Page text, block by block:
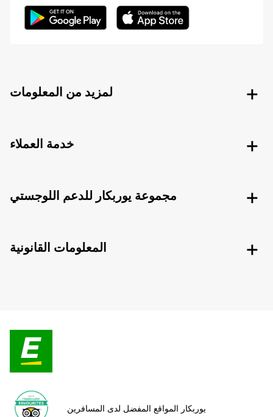
لمزيد من المعلومات
خدمة العملاء
مجموعة يوربكار للدعم اللوجستي
المعلومات القانونية
يوربكار المواقع المفضل لدى المسافرين